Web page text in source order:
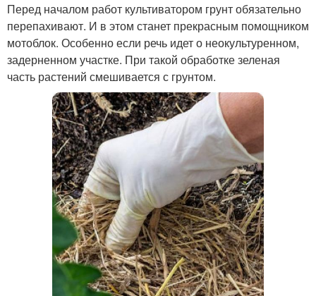
Перед началом работ культиватором грунт обязательно
перепахивают. И в этом станет прекрасным помощником
мотоблок. Особенно если речь идет о неокультуренном,
задерненном участке. При такой обработке зеленая
часть растений смешивается с грунтом.